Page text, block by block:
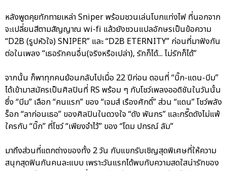
หลังพูดคุยทักทายเหล่า Sniper พร้อมชวนเล่นโบกแท่งไฟ ที่นอกจาก
จะเปลี่ยนสีตามสัญญาณ wi-fi แล้วยังชวนแปลอักษรเป็นข้อความ
“D2B (รูปหัวใจ) SNIPER” และ “D2B ETERNITY” ก่อนที่มาฟังกัน
ต่อในเพลง “เธอรักคนอื่น(จริงหรือเปล่า), รักก็ได้... ไม่รักก็ได้”
จากนั้น ก็พาทุกคนย้อนกลับไปเมื่อ 22 ปีก่อน ตอนที่ “บิ๊ก-แดน-บีม”
ได้เข้ามาสมัครเป็นศิลปินที่ RS พร้อม ๆ กับโชว์เพลงออดิชันในวันนั้น
ซึ่ง “บีม” เลือก “คนแรก” ของ “เจมส์ เรืองศักดิ์” ส่วน “แดน” โชว์พลัง
ร็อก “ลาก่อนเธอ” ของศิลปินในดวงใจ “ดัง พันกร” และกรี๊ดดังไม่แพ้
ใครกับ “บิ๊ก” ที่โชว์ “เพียงจำไว้” ของ “โดม ปกรณ์ ลัม”
มาถึงส่วนที่แตกต่างของทั้ง 2 วัน กับแขกรับเชิญสุดพิเศษที่ให้ความ
สนุกสุดฟินกันคนละแบบ เพราะวันแรกได้พบกับความสดใสน่ารักของ